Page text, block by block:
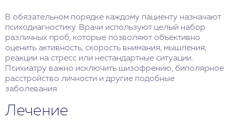
В обязательном порядке каждому пациенту назначают
психодиагностику. Врачи используют целый набор
различных проб, которые позволяют объективно
оценить активность, скорость внимания, мышления,
реакции на стресс или нестандартные ситуации.
Психиатру важно исключить шизофрению, биполярное
расстройство личности и другие подобные
заболевания.
Лечение